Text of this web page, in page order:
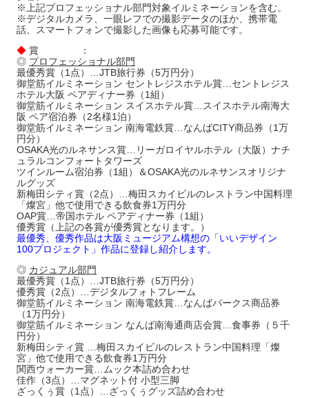
※上記プロフェッショナル部門対象イルミネーションを含む。
※デジタルカメラ、一眼レフでの撮影データのほか、携帯電
話、スマートフォンで撮影した画像も応募可能です。
◆ 賞 ：
◎ プロフェッショナル部門
最優秀賞（1点）…JTB旅行券（5万円分）
御堂筋イルミネーション セントレジスホテル賞…セントレジス
ホテル大阪 ペアディナー券（1組）
御堂筋イルミネーション スイスホテル賞…スイスホテル南海大
阪 ペア宿泊券（2名様1泊）
御堂筋イルミネーション 南海電鉄賞…なんばCITY商品券（1万
円分）
OSAKA光のルネサンス賞…リーガロイヤルホテル（大阪）ナチ
ュラルコンフォートタワーズ
ツインルーム宿泊券（1組）＆OSAKA光のルネサンスオリジナ
ルグッズ
新梅田シティ賞（2点）…梅田スカイビルのレストラン中国料理
「燦宮」他で使用できる飲食券1万円分
OAP賞…帝国ホテル ペアディナー券（1組）
優秀賞（上記の各賞が優秀賞となります。）
最優秀、優秀作品は大阪ミュージアム構想の「いいデザイン
100プロジェクト」作品に登録し紹介します。
◎ カジュアル部門
最優秀賞（1点）…JTB旅行券（5万円分）
優秀賞（2点）…デジタルフォトフレーム
御堂筋イルミネーション 南海電鉄賞…なんばパークス商品券
（1万円分）
御堂筋イルミネーション なんば南海通商店会賞…食事券（５千
円分）
新梅田シティ賞 …梅田スカイビルのレストラン中国料理「燦
宮」他で使用できる飲食券1万円分
関西ウォーカー賞…ムック本詰め合わせ
佳作（3点）…マグネット付 小型三脚
ざっくぅ賞（1点）…ざっくぅグッズ詰め合わせ